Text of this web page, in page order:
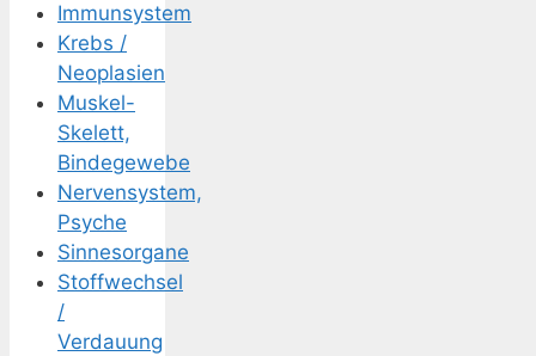
Immunsystem
Krebs /
Neoplasien
Muskel-
Skelett,
Bindegewebe
Nervensystem,
Psyche
Sinnesorgane
Stoffwechsel
/
Verdauung